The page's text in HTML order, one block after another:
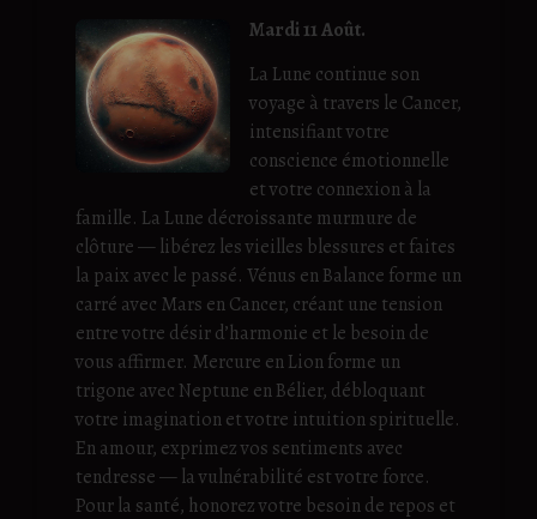
Mardi 11 Août.
La Lune continue son
voyage à travers le Cancer,
intensifiant votre
conscience émotionnelle
et votre connexion à la
famille. La Lune décroissante murmure de
clôture — libérez les vieilles blessures et faites
la paix avec le passé. Vénus en Balance forme un
carré avec Mars en Cancer, créant une tension
entre votre désir d’harmonie et le besoin de
vous affirmer. Mercure en Lion forme un
trigone avec Neptune en Bélier, débloquant
votre imagination et votre intuition spirituelle.
En amour, exprimez vos sentiments avec
tendresse — la vulnérabilité est votre force.
Pour la santé, honorez votre besoin de repos et